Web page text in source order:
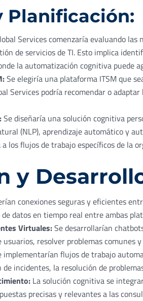
Planificación:
Services comenzaría evaluando las
de servicios de TI. Esto implica
la automatización cognitiva puede
Se elegiría una plataforma ITSM que
Services podría recomendar o
Se diseñaría una solución cognitiva
(NLP), aprendizaje automático y
los flujos de trabajo específicos de la
y
conexiones seguras y eficientes
datos en tiempo real entre ambas
Virtuales:Se desarrollarían
usuarios, resolver problemas comunes
implementarían flujos de trabajo
incidentes, la resolución de
La solución cognitiva se
precisas y relevantes a las